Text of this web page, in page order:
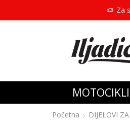
Za
MOTOCIKLI
Početna DIJELOVI